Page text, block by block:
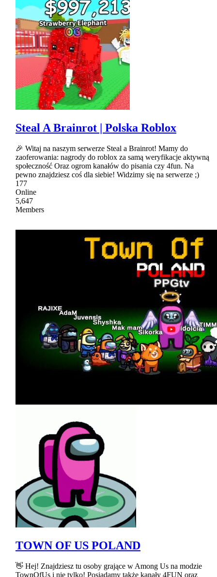
Steal A Brainrot | Polska Roblox
🎉 Witaj na naszym serwerze Steal a Brainrot! Mamy do
zaoferowania: nagrody do roblox za samą weryfikacje aktywną
społeczność Oraz ogrom kanałów do pisania czy 4fun. Na
pewno znajdziesz coś dla siebie! Widzimy się na serwerze ;)
177
Online
5,647
Members
TOWN OF US POLAND
👋 Hej! Znajdziesz tu osoby grające w Among Us na modzie
TownOfUs i nie tylko! Posiadamy także kanały 4FUN oraz